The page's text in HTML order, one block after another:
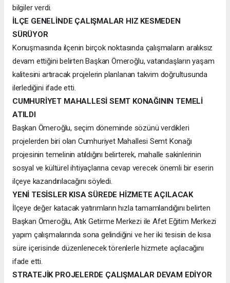
bilgiler verdi.
İLÇE GENELİNDE ÇALIŞMALAR HIZ KESMEDEN
SÜRÜYOR
Konuşmasında ilçenin birçok noktasında çalışmaların aralıksız
devam ettiğini belirten Başkan Ömeroğlu, vatandaşların yaşam
kalitesini artıracak projelerin planlanan takvim doğrultusunda
ilerlediğini ifade etti.
CUMHURİYET MAHALLESİ SEMT KONAĞININ TEMELİ
ATILDI
Başkan Ömeroğlu, seçim döneminde sözünü verdikleri
projelerden biri olan Cumhuriyet Mahallesi Semt Konağı
projesinin temelinin atıldığını belirterek, mahalle sakinlerinin
sosyal ve kültürel ihtiyaçlarına cevap verecek önemli bir eserin
ilçeye kazandırılacağını söyledi.
YENİ TESİSLER KISA SÜREDE HİZMETE AÇILACAK
İlçeye değer katacak yatırımların hızla tamamlandığını belirten
Başkan Ömeroğlu, Atık Getirme Merkezi ile Afet Eğitim Merkezi
yapım çalışmalarında sona gelindiğini ve her iki tesisin de kısa
süre içerisinde düzenlenecek törenlerle hizmete açılacağını
ifade etti.
STRATEJİK PROJELERDE ÇALIŞMALAR DEVAM EDİYOR